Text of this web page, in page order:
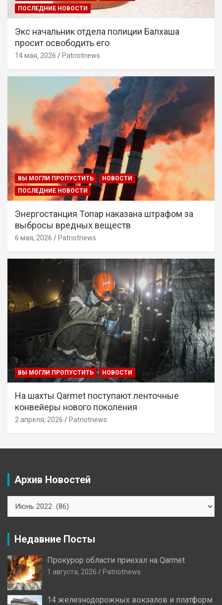
ПОСЛЕДНИЕ НОВОСТИ
Экс начальник отдела полиции Балхаша
просит освободить его
14 мая, 2026 Patriotnews
ВЫ МОГЛИ ПРОПУСТИТЬ
НОВОСТИ
ПОСЛЕДНИЕ НОВОСТИ
Энергостанция Топар наказана штрафом за
выбросы вредных веществ
6 мая, 2026 Patriotnews
ВЫ МОГЛИ ПРОПУСТИТЬ НОВОСТИ
На шахты Qarmet поступают ленточные
конвейеры нового поколения
2 апреля, 2026 Patriotnews
Архив Новостей
Новостей
Недавние Посты
Прокурор области приехал на Qarmet
1 августа, 2026 Patriotnews
14 железнодорожных вокзалов и платформ